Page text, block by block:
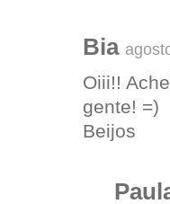
Bia
Oiii!!
gente! =)
Beijos